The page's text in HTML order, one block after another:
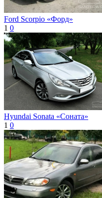
Ford Scorpio «Форд»
1 0
Hyundai Sonata «Соната»
1 0